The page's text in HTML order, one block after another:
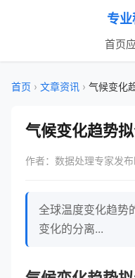
专
首页
首页 › 文章资讯 › 气候变化
气候变化趋势
作者：数据处理专家发
全球温度变化趋势
变化的分离...